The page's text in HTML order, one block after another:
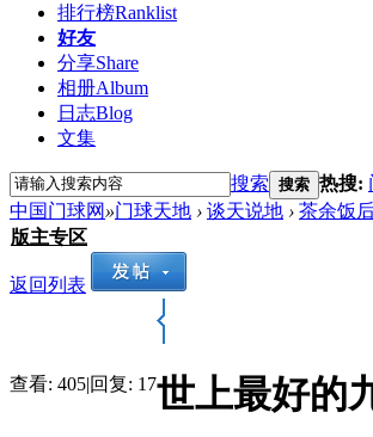
排行榜Ranklist
好友
分享Share
相册Album
日志Blog
文集
搜索 搜索 热搜:
中国门球网 »门球天地 › 谈天说地 › 茶余饭
版主专区
返回列表
查看: 405|回复: 17世上最好的